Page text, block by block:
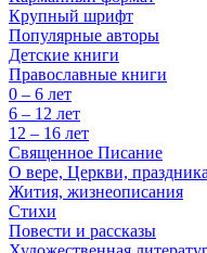
Крупный шрифт
Популярные авторы
Детские книги
Православные книги
0 – 6 лет
6 – 12 лет
12 – 16 лет
Священное Писание
О вере, Церкви,
Жития, жизнеописания
Стихи
Повести и рассказы